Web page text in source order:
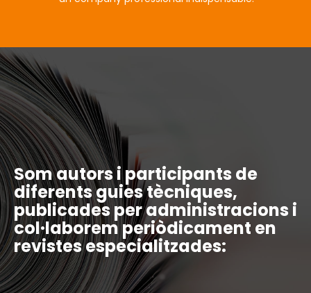
Som autors i participants de
diferents guies tècniques,
publicades per administracions i
col·laborem periòdicament en
revistes especialitzades: